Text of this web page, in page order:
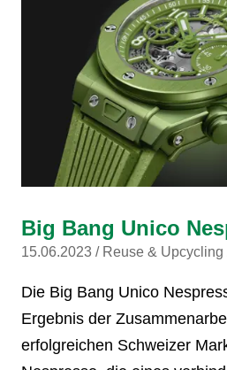
Big Bang Unico
15.06.2023 Reuse & Upcycling
Die Big Bang Unico
Ergebnis der
erfolgreichen Schweizer